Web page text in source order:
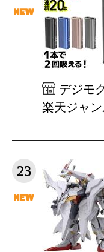
デジモ
楽天ジャ
23